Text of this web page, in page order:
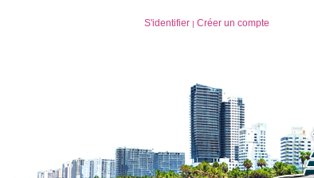
S'identifier | Créer un compte